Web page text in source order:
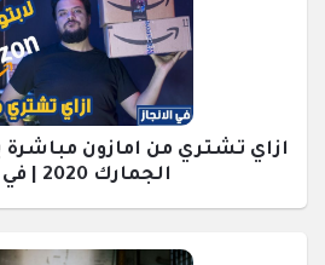
ازاي تشتري من امازون
الجمارك 2020 | في الإنجاز